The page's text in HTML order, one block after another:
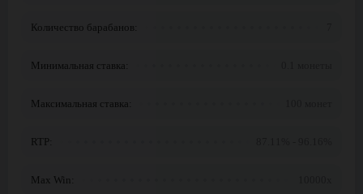
Количество барабанов:
Минимальная ставка:
Максимальная ставка:
RTP:
Max Win: